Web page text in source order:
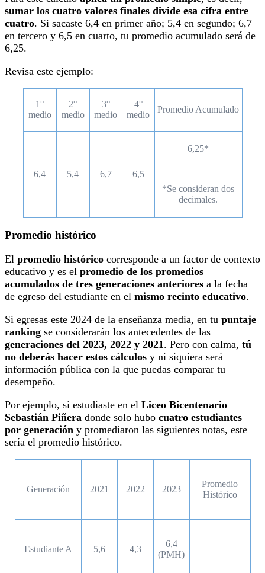
sumar los cuatro valores finales divide esa cifra entre
cuatro. Si sacaste 6,4 en primer año; 5,4 en segundo; 6,7
en tercero y 6,5 en cuarto, tu promedio acumulado será de
6,25.
Revisa este ejemplo:
1°
medio
2°
medio
3°
medio
4°
medio
Promedio Acumulado
6,4 5,4 6,7 6,5
6,25*
*Se consideran dos
decimales.
Promedio histórico
El promedio histórico corresponde a un factor de contexto
educativo y es el promedio de los promedios
acumulados de tres generaciones anteriores a la fecha
de egreso del estudiante en el mismo recinto educativo.
Si egresas este 2024 de la enseñanza media, en tu puntaje
ranking se considerarán los antecedentes de las
generaciones del 2023, 2022 y 2021. Pero con calma, tú
no deberás hacer estos cálculos y ni siquiera será
información pública con la que puedas comparar tu
desempeño.
Por ejemplo, si estudiaste en el Liceo Bicentenario
Sebastián Piñera donde solo hubo cuatro estudiantes
por generación y promediaron las siguientes notas, este
sería el promedio histórico.
Generación 2021 2022 2023
Promedio
Histórico
Estudiante A 5,6 4,3
6,4
(PMH)